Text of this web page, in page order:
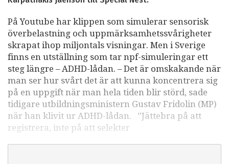
På Youtube har klippen som simulerar sensorisk
överbelastning och uppmärksamhetssvårigheter
skrapat ihop miljontals visningar. Men i Sverige
finns en utställning som tar npf-simuleringar ett
steg längre – ADHD-lådan. – Det är omskakande när
man ser hur svårt det är att kunna koncentrera sig
på en uppgift när man hela tiden blir störd, sade
tidigare utbildningsministern Gustav Fridolin (MP)
när han klivit ur ADHD-lådan. ”Jättebra på att
registrera, inte på att selekter